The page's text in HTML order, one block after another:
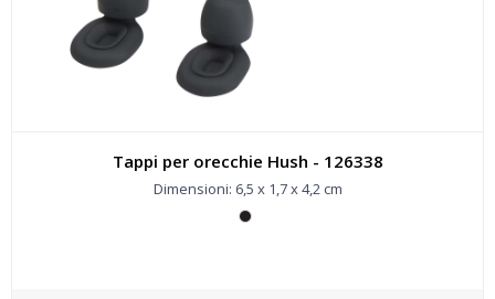
Tappi per orecchie Hush - 126338
Dimensioni: 6,5 x 1,7 x 4,2 cm